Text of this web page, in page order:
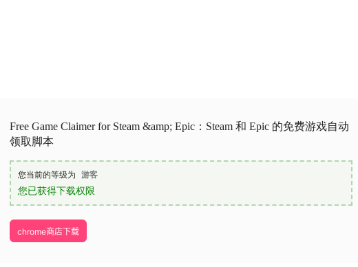
Free Game Claimer for Steam &amp; Epic：Steam 和 Epic 的免费游戏自动
领取脚本
您当前的等级为 游客
您已获得下载权限
chrome商店下载